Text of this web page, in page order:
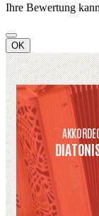
Ihre Bewertung
OK